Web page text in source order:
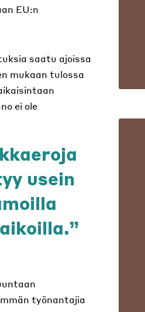
EU:n
saatu ajoissa
mukaan tulossa
ei ole
usein
työnantajia